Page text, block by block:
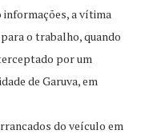
informações, a vítima
o trabalho, quando
por um
de Garuva, em
do veículo em